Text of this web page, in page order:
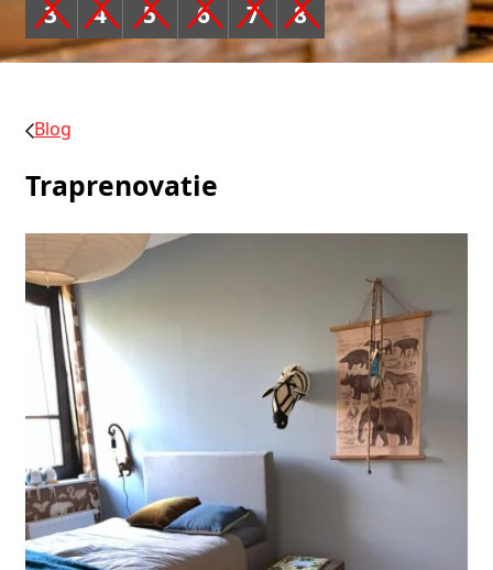
3 4 5 6 7 8
Blog
Traprenovatie